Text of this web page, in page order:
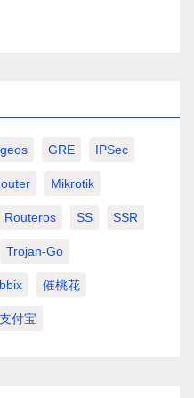
GRE IPSec
Mikrotik
Routeros SS SSR
Trojan-Go
催桃花
支付宝